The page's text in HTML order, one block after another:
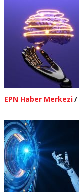
EPN Haber Merkezi/